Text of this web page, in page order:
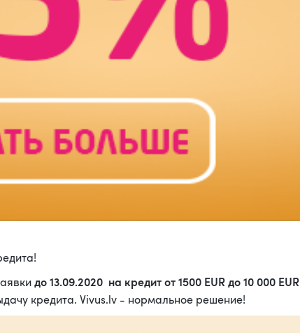
до 13.09.2020 на кредит от 1500 EUR до 10 000 EUR
кредита. Vivus.lv - нормальное решение!